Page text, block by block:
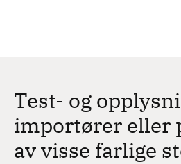
Test- og
importører eller
av visse farlige